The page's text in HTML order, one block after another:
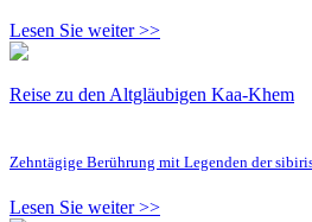
Lesen Sie weiter >>
Reise zu den Altgläubigen Kaa-Khem
Zehntägige Berührung mit Legenden der
Lesen Sie weiter >>